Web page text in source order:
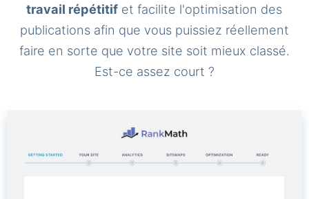
travail répétitif et facilite l'optimisation des
publications afin que vous puissiez réellement
faire en sorte que votre site soit mieux classé.
Est-ce assez court ?